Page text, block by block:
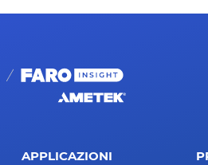
APPLICAZIONI